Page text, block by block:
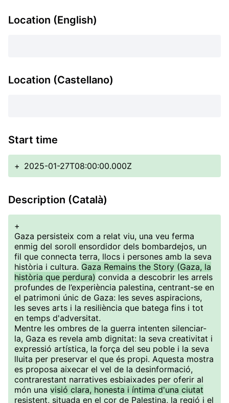
Location (English)
Location (Castellano)
Start time
+ 2025-01-27T08:00:00.000Z
Description (Català)
+
Gaza persisteix com a relat viu, una veu ferma
enmig del soroll ensordidor dels bombardejos, un
fil que connecta terra, llocs i persones amb la seva
història i cultura. Gaza Remains the Story (Gaza, la
història que perdura) convida a descobrir les arrels
profundes de l’experiència palestina, centrant-se en
el patrimoni únic de Gaza: les seves aspiracions,
les seves arts i la resiliència que batega fins i tot
en temps d'adversitat.
Mentre les ombres de la guerra intenten silenciar-
la, Gaza es revela amb dignitat: la seva creativitat i
expressió artística, la força del seu poble i la seva
lluita per preservar el que és propi. Aquesta mostra
es proposa aixecar el vel de la desinformació,
contrarestant narratives esbiaixades per oferir al
món una visió clara, honesta i íntima d'una ciutat
resistent, situada en el cor de Palestina, la regió i el